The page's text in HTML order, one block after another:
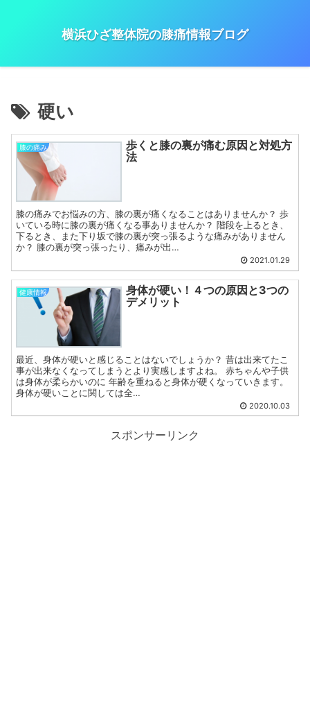
横浜ひざ整体院の膝痛情報ブログ
硬い
膝の痛み
歩くと膝の裏が痛む原因と対処方
法
膝の痛みでお悩みの方、膝の裏が痛くなることはありませんか？ 歩
いている時に膝の裏が痛くなる事ありませんか？ 階段を上るとき、
下るとき、また下り坂で膝の裏が突っ張るような痛みがありません
か？ 膝の裏が突っ張ったり、痛みが出…
2021.01.29
健康情報
身体が硬い！４つの原因と3つの
デメリット
最近、身体が硬いと感じることはないでしょうか？ 昔は出来てたこ
事が出来なくなってしまうとより実感しますよね。 赤ちゃんや子供
は身体が柔らかいのに 年齢を重ねると身体が硬くなっていきます。
身体が硬いことに関しては全…
2020.10.03
スポンサーリンク